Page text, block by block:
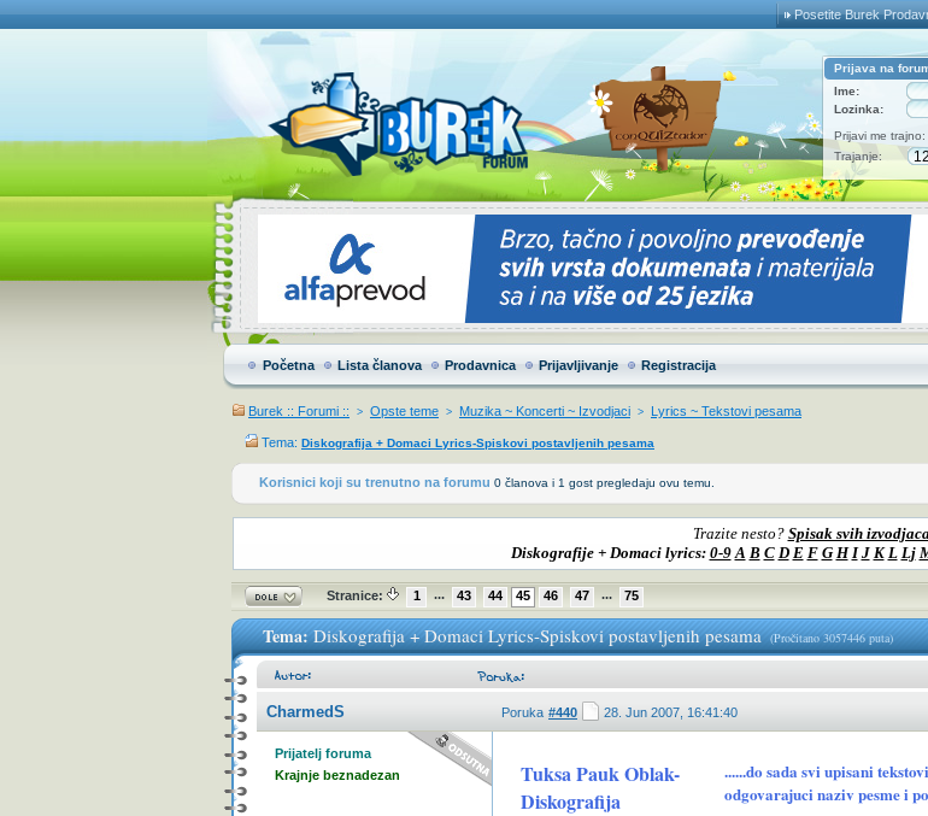
Posetite Burek
Prijava na
Ime:
Lozinka:
Prijavi me trajno:
Trajanje:
Početna Lista članova Prodavnica Prijavljivanje Registracija
Burek :: Forumi :: > Opste teme > Muzika ~ Koncerti ~ Izvodjaci > Lyrics ~ Tekstovi pesama
Tema: Diskografija + Domaci Lyrics-Spiskovi postavljenih pesama
Korisnici koji su trenutno na forumu 0 članova i 1 gost pregledaju ovu temu.
Trazite nesto? Spisak svih
Diskografije + Domaci lyrics: 0-9 A B C D E F G H I J K L Lj
Stranice: 1 ... 43 44 45 46 47 ... 75
Tema: Diskografija + Domaci Lyrics-Spiskovi postavljenih pesama (Pročitano 3057446 puta)
CharmedS Poruka #440 28. Jun 2007, 16:41:40
Prijatelj foruma
Krajnje beznadezan
Tuksa Pauk Oblak-
Diskografija
......do sada svi upisani
odgovarajuci naziv pesme i